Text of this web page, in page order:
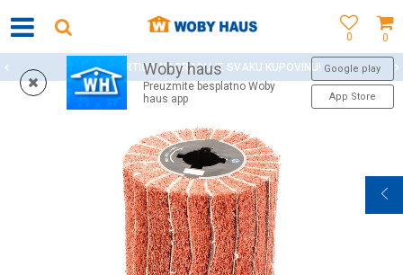
0
0
Woby haus
Preuzmite besplatno Woby
haus app
Google play
App Store
WOBY KARTICA NAGRAĐUJE SVAKU KUPOVINU!